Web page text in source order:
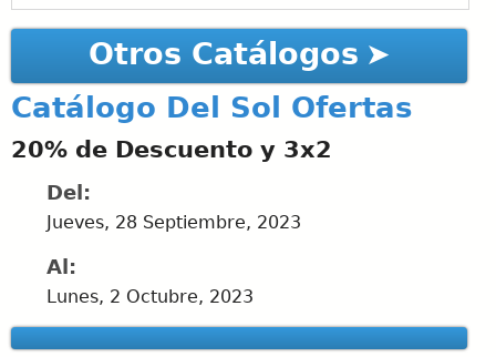
Otros Catálogos
Catálogo Del Sol Ofertas
20% de Descuento y 3x2
Del:
Jueves, 28 Septiembre, 2023
Al:
Lunes, 2 Octubre, 2023